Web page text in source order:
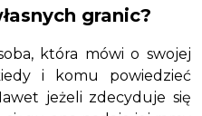
granic?
która mówi o swojej
i komu powiedzieć
jeżeli zdecyduje się